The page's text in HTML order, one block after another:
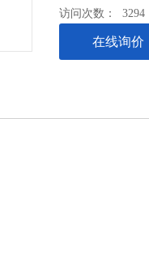
访问次数：3294
在线询价